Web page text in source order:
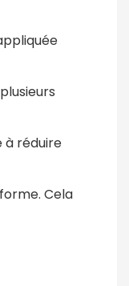
à réduire
Cela